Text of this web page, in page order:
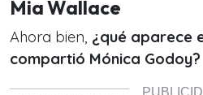
Mia Wallace
Ahora bien, ¿qué aparece
compartió Mónica Godoy?